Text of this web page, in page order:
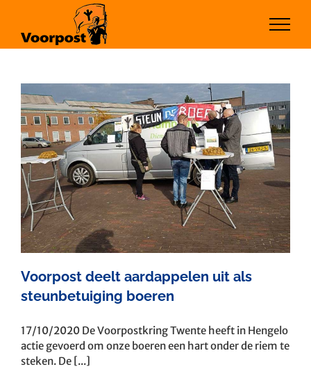
inhoud
Voorpost deelt aardappelen uit als
steunbetuiging boeren
17/10/2020 De Voorpostkring Twente heeft in Hengelo
actie gevoerd om onze boeren een hart onder de riem te
steken. De [...]